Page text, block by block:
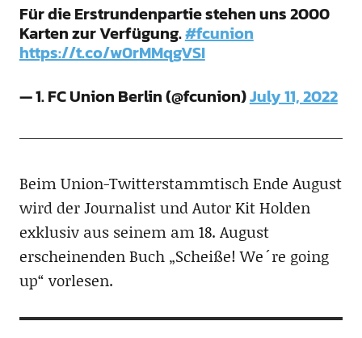
Für die Erstrundenpartie stehen uns 2000
Karten zur Verfügung.#fcunion
https://t.co/w0rMMqgVSI
— 1. FC Union Berlin (@fcunion)July 11, 2022
Beim Union-Twitterstammtisch Ende August
wird der Journalist und Autor Kit Holden
exklusiv aus seinem am 18. August
erscheinenden Buch „Scheiße! We´re going
up“ vorlesen.